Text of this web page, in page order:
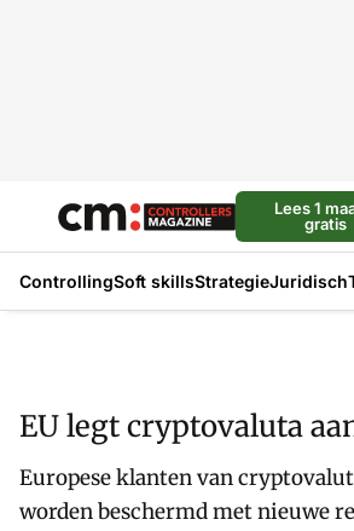
Lees 1
gratis
ControllingSoft skillsStrategieJuridisch
EU legt cryptovaluta
Europese klanten van
worden beschermd met nieuwe